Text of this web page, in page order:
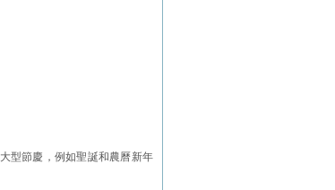
型節慶，例如聖誕和農曆新年